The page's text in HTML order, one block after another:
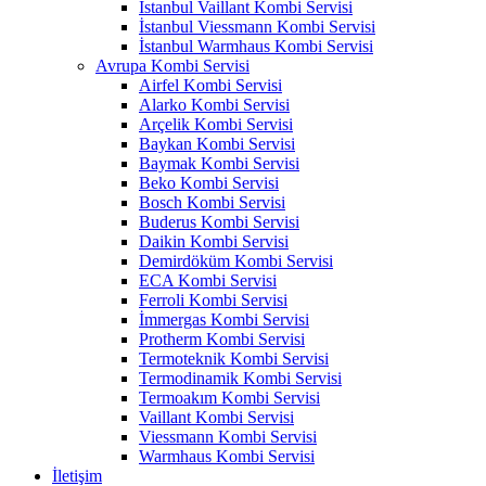
İstanbul Vaillant Kombi Servisi
İstanbul Viessmann Kombi Servisi
İstanbul Warmhaus Kombi Servisi
Avrupa Kombi Servisi
Airfel Kombi Servisi
Alarko Kombi Servisi
Arçelik Kombi Servisi
Baykan Kombi Servisi
Baymak Kombi Servisi
Beko Kombi Servisi
Bosch Kombi Servisi
Buderus Kombi Servisi
Daikin Kombi Servisi
Demirdöküm Kombi Servisi
ECA Kombi Servisi
Ferroli Kombi Servisi
İmmergas Kombi Servisi
Protherm Kombi Servisi
Termoteknik Kombi Servisi
Termodinamik Kombi Servisi
Termoakım Kombi Servisi
Vaillant Kombi Servisi
Viessmann Kombi Servisi
Warmhaus Kombi Servisi
İletişim